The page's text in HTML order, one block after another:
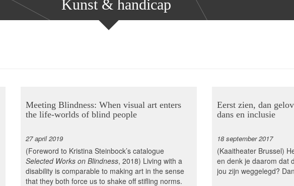
Kunst & handicap
Meeting Blindness: When visual art enters
the life-worlds of blind people
27 april 2019
(Foreword to Kristina Steinbock’s catalogue
Selected Works on Blindness, 2018) Living with a
disability is comparable to making art in the sense
that they both force us to shake off stifling norms.
Eerst zien, dan
dans en inclusie
18 september 2017
(Kaaitheater Brussel)
en denk je daarom dat
jou zijn weggelegd?